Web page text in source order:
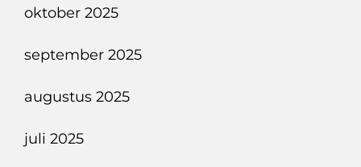
oktober 2025
september 2025
augustus 2025
juli 2025